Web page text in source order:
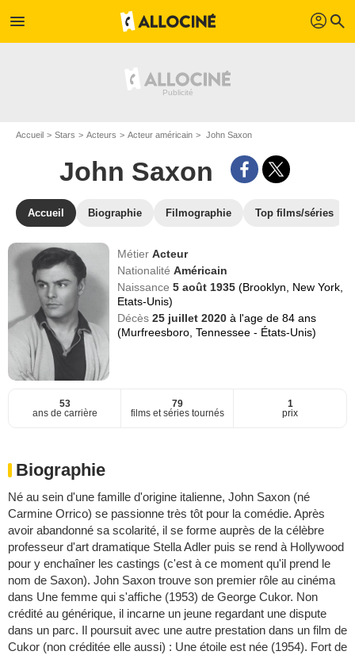
menu profil search
Accueil Stars Acteurs Acteur américain John Saxon
John Saxon
Accueil Biographie Filmographie Top films/séries
MétierActeur
NationalitéAméricain
Naissance5 août 1935(Brooklyn, New York,
Etats-Unis)
Décès25 juillet 2020à l'age de 84 ans
(Murfreesboro, Tennessee - États-Unis)
53
ans de carrière
79
films et séries tournés
1
prix
Biographie
Né au sein d'une famille d'origine italienne, John Saxon (né
Carmine Orrico) se passionne très tôt pour la comédie. Après
avoir abandonné sa scolarité, il se forme auprès de la célèbre
professeur d'art dramatique Stella Adler puis se rend à Hollywood
pour y enchaîner les castings (c'est à ce moment qu'il prend le
nom de Saxon). John Saxon trouve son premier rôle au cinéma
dans Une femme qui s'affiche (1953) de George Cukor. Non
crédité au générique, il incarne un jeune regardant une dispute
dans un parc. Il poursuit avec une autre prestation dans un film de
Cukor (non créditée elle aussi) : Une étoile est née (1954). Fort de